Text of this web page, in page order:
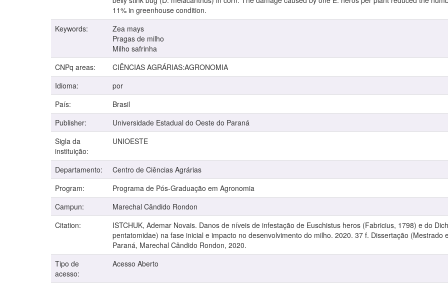
11% in greenhouse condition.
Keywords:
Zea mays
Pragas de milho
Milho safrinha
CNPq areas:
CIÊNCIAS AGRÁRIAS:AGRONOMIA
Idioma:
por
País:
Brasil
Publisher:
Universidade Estadual do Oeste do Paraná
Sigla da
instituição:
UNIOESTE
Departamento:
Centro de Ciências Agrárias
Program:
Programa de Pós-Graduação em Agronomia
Campun:
Marechal Cândido Rondon
Citation:
ISTCHUK, Ademar Novais. Danos de níveis de infestação de Euschistus heros (Fabricius, 1798) e do
pentatomidae) na fase inicial e impacto no desenvolvimento do milho. 2020. 37 f. Dissertação
Paraná, Marechal Cândido Rondon, 2020.
Tipo de
acesso:
Acesso Aberto